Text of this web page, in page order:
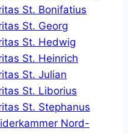
St. Bonifatius
St. Georg
St. Hedwig
St. Heinrich
St. Julian
St. Liborius
St. Stephanus
Nord-